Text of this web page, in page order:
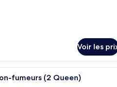
Voir les
Une personne portant un
fumeurs (2 Queen)